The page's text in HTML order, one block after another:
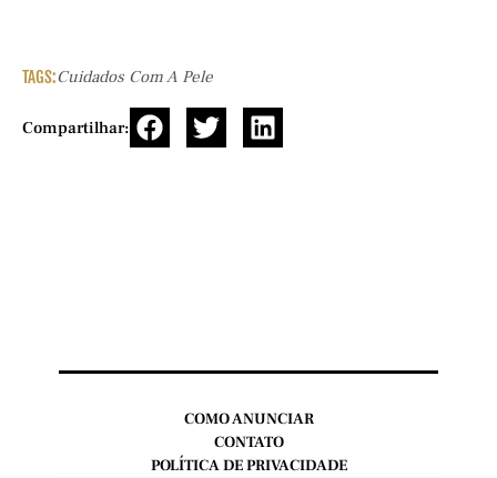
TAGS:Cuidados Com A Pele
Compartilhar:
COMO ANUNCIAR
CONTATO
POLÍTICA DE PRIVACIDADE